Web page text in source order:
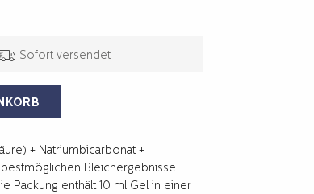
Sofort versendet
+ Natriumbicarbonat +
Bleichergebnisse
Packung enthält 10 ml Gel in einer